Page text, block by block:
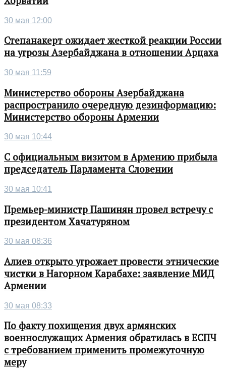
30 мая 12:00
Степанакерт ожидает жесткой реакции России
на угрозы Азербайджана в отношении Арцаха
30 мая 11:59
Министерство обороны Азербайджана
распространило очередную дезинформацию:
Министерство обороны Армении
30 мая 10:44
С официальным визитом в Армению прибыла
председатель Парламента Словении
30 мая 10:41
Премьер-министр Пашинян провел встречу с
президентом Хачатуряном
30 мая 08:36
Алиев открыто угрожает провести этнические
чистки в Нагорном Карабахе: заявление МИД
Армении
30 мая 08:33
По факту похищения двух армянских
военнослужащих Армения обратилась в ЕСПЧ
с требованием применить промежуточную
меру